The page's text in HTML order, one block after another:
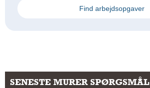
Find arbejdsopgaver
SENESTE MURER SPØRGSMÅL